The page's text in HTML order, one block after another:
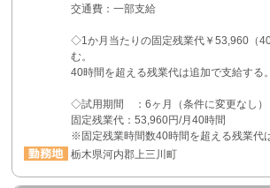
交通費：一部支給
◇1か月当たりの固定残業代￥53,960（
む。
40時間を超える残業代は追加で支給する。
◇試用期間 ：6ヶ月（条件に変更なし）
固定残業代：53,960円/月40時間
※固定残業時間数40時間を超える残業代
栃木県河内郡上三川町